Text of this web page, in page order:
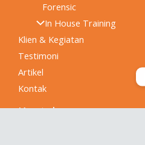
Forensic
In House Training
Klien & Kegiatan
Testimoni
Artikel
Kontak
Kontak